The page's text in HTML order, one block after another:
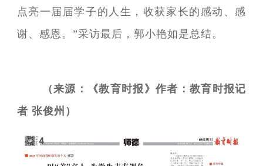
点亮一届届学子的人生，收获家长的感动、感
谢、感恩。”采访最后，郭小艳如是总结。
（来源：《教育时报》作者：教育时报记
者 张俊州）